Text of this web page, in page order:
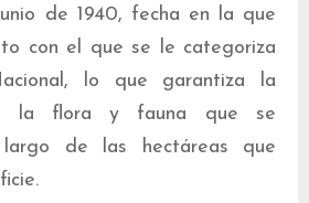
de 1940, fecha en la que
con el que se le categoriza
lo que garantiza la
la flora y fauna que se
de las hectáreas que